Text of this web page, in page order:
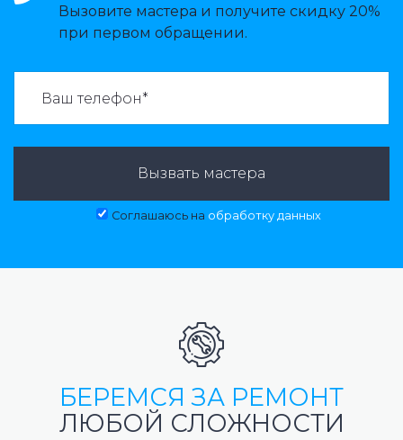
Вызовите мастера и получите скидку 20%
при первом обращении.
Вызвать мастера
Соглашаюсь на обработку данных
БЕРЕМСЯ ЗА РЕМОНТ
ЛЮБОЙ СЛОЖНОСТИ